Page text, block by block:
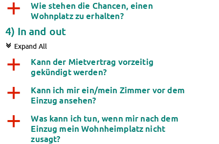
a
Wie stehen die Chancen, einen
Wohnplatz zu erhalten?
4) In and out
c Expand All
a
Kann der Mietvertrag vorzeitig
gekündigt werden?
a
Kann ich mir ein/mein Zimmer vor dem
Einzug ansehen?
a
Was kann ich tun, wenn mir nach dem
Einzug mein Wohnheimplatz nicht
zusagt?